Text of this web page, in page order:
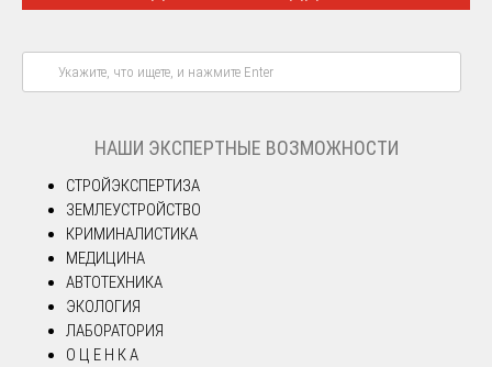
НАШИ ЭКСПЕРТНЫЕ ВОЗМОЖНОСТИ
СТРОЙЭКСПЕРТИЗА
ЗЕМЛЕУСТРОЙСТВО
КРИМИНАЛИСТИКА
МЕДИЦИНА
АВТОТЕХНИКА
ЭКОЛОГИЯ
ЛАБОРАТОРИЯ
О Ц Е Н К А